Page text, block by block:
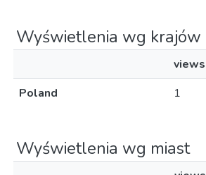
Wyświetlenia wg krajów
views
Poland
1
Wyświetlenia wg miast